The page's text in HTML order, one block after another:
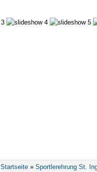
Sie sind hier
Startseite »Sportlerehrung St.